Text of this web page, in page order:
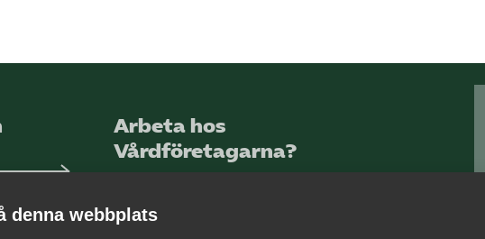
Arbeta hos
Vårdföretagarna?
denna webbplats